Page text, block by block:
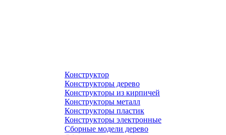
Конструктор
Конструкторы дерево
Конструкторы из кирпичей
Конструкторы металл
Конструкторы пластик
Конструкторы электронные
Сборные модели дерево